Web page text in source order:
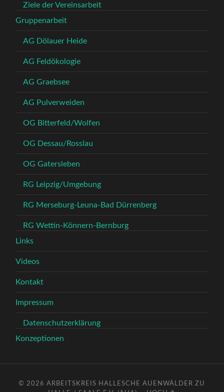
Ziele der Vereinsarbeit
Gruppenarbeit
AG Dölauer Heide
AG Feldökologie
AG Graebsee
AG Pulverweiden
OG Bitterfeld/Wolfen
OG Dessau/Rosslau
OG Gatersleben
RG Leipzig/Umgebung
RG Merseburg-Leuna-Bad Dürrenberg
RG Wettin-Könnern-Bernburg
Links
Videos
Kontakt
Impressum
Datenschutzerklärung
Konzeptionen
© 2026ARBEITSKREIS HALLESCHE AUENWÄLDER ZU